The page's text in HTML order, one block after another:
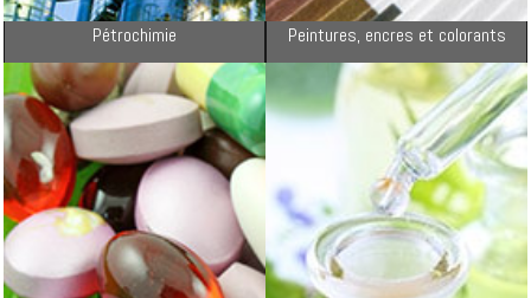
Pétrochimie Peintures, encres et colorants